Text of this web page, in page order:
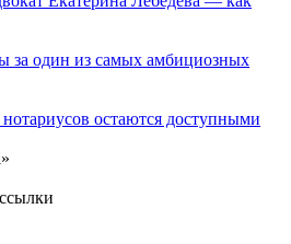
за один из самых амбициозных
остаются доступными